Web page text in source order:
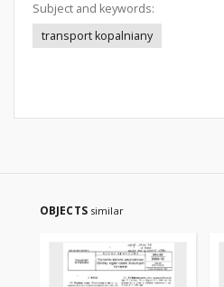
Subject and keywords:
transport kopalniany
OBJECTS similar